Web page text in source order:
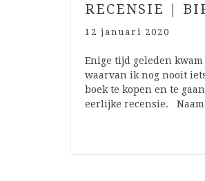
RECENSIE |
12 januari 2020
Enige tijd geleden
waarvan ik nog nooit
boek te kopen en te
eerlijke recensie.